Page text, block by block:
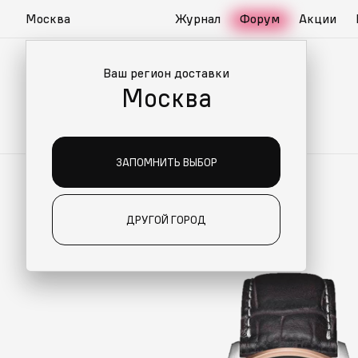
Москва
Ваш регион доставки
Москва
ЗАПОМНИТЬ ВЫБОР
ДРУГОЙ ГОРОД
Журнал Форум Акции
ДЛЯ ВАС